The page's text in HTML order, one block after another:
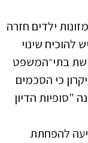
ילדים חזרה
שינוי
בתי־המשפט
כי הסכמים
"סופיות הדיון
להפחתת